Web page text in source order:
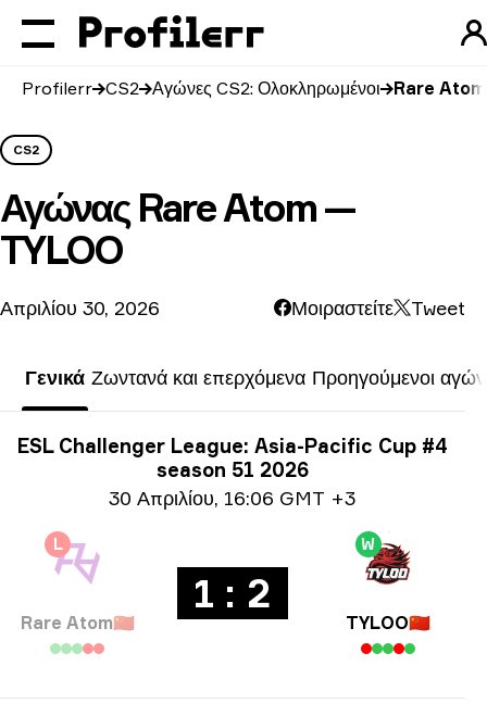
Profilerr CS2 Αγώνες CS2: Ολοκληρωμένοι Rare Atom
CS2
Αγώνας Rare Atom —
TYLOO
Απριλίου 30, 2026 Μοιραστείτε Tweet
Γενικά Ζωντανά και επερχόμενα Προηγούμενοι
Πληροφορίες τουρνουά
ESL Challenger League: Asia-Pacific Cup #4
season 51 2026
30 Απριλίου, 16:06 GMT +3
L
Rare Atom🇨🇳
1 : 2
W
TYLOO🇨🇳